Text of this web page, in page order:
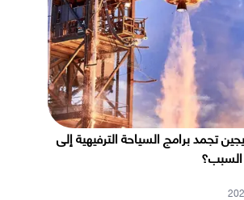
تجمد برامج السياحة الترفيهية إلى
السبب؟